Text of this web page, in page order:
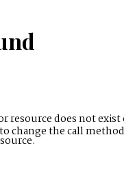
resource does not exist
change the call